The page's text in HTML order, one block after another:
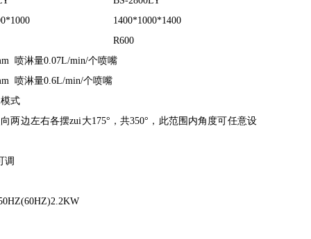
1400*1000*1400
R600
喷淋量0.07L/min/个喷嘴
喷淋量0.6L/min/个喷嘴
式
两边左右各摆zui大175°，共350°，此范围内角度可任意设
调